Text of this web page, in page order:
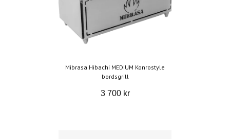
Mibrasa Hibachi MEDIUM Konrostyle
bordsgrill
3 700 kr